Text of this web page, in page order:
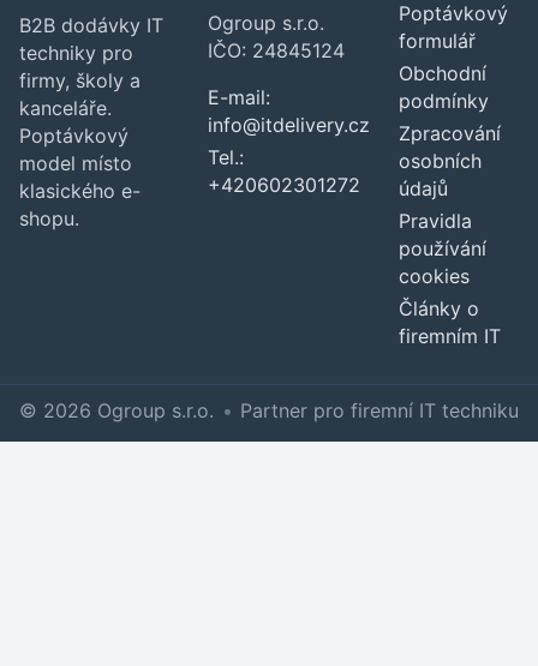
B2B dodávky IT
techniky pro
firmy, školy a
kanceláře.
Poptávkový
model místo
klasického e-
shopu.
Ogroup s.r.o.
IČO: 24845124
E-mail:
info@itdelivery.cz
Tel.:
+420602301272
Poptávkový
formulář
Obchodní
podmínky
Zpracování
osobních
údajů
Pravidla
používání
cookies
Články o
firemním IT
© 2026 Ogroup s.r.o. • Partner pro firemní IT techniku